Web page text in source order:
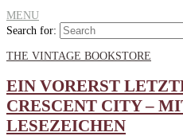
MENU
Search for:
THE VINTAGE BOOKSTORE
EIN VORERST
CRESCENT CITY –
LESEZEICHEN